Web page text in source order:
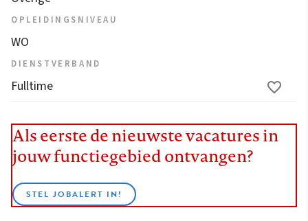
OPLEIDINGSNIVEAU
WO
DIENSTVERBAND
Fulltime
Als eerste de nieuwste vacatures in
jouw functiegebied ontvangen?
STEL JOBALERT IN!